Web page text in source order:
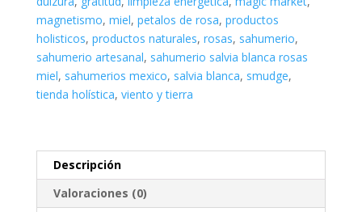
cantidad
magnetismo, miel, petalos de rosa, productos
holisticos, productos naturales, rosas, sahumerio,
sahumerio artesanal, sahumerio salvia blanca rosas
miel, sahumerios mexico, salvia blanca, smudge,
tienda holística, viento y tierra
Descripción
Valoraciones (0)